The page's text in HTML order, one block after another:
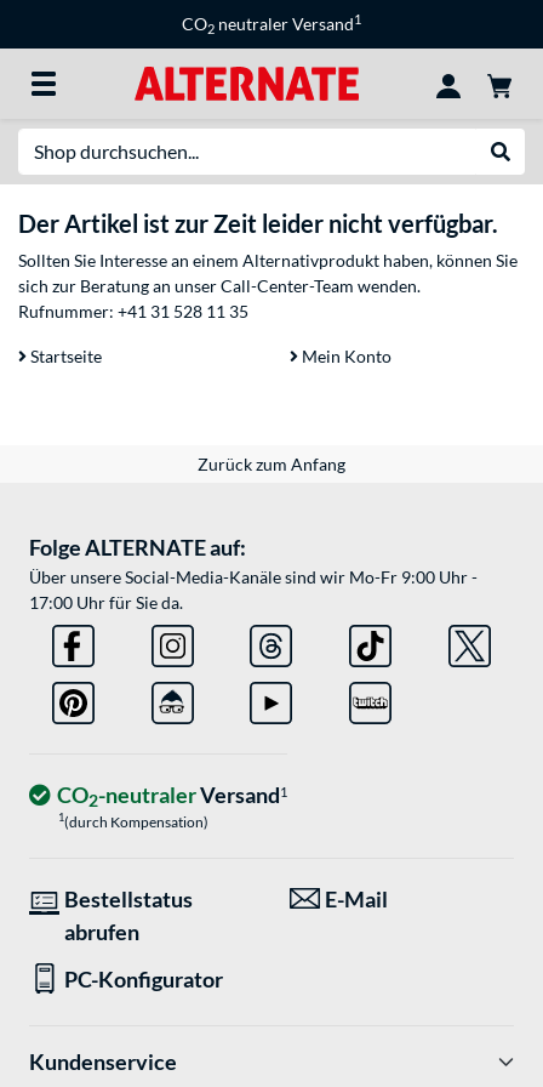
CO2 neutraler Versand1
Der Artikel ist zur Zeit leider nicht verfügbar.
Sollten Sie Interesse an einem Alternativprodukt haben, können Sie
sich zur Beratung an unser Call-Center-Team wenden.
Rufnummer: +41 31 528 11 35
Startseite Mein Konto
Zurück zum Anfang
Folge ALTERNATE auf:
Über unsere Social-Media-Kanäle sind wir Mo-Fr 9:00 Uhr -
17:00 Uhr für Sie da.
CO2-neutralerVersand1
1(durch Kompensation)
Bestellstatus
abrufen
E-Mail
PC-Konfigurator
Kundenservice